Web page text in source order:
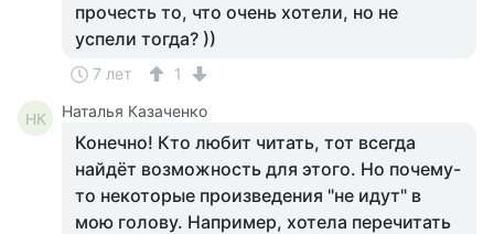
прочесть то, что очень хотели, но не
успели тогда? ))
7 лет 1
НК Наталья Казаченко
Конечно! Кто любит читать, тот всегда
найдёт возможность для этого. Но почему-
то некоторые произведения "не идут" в
мою голову. Например, хотела перечитать